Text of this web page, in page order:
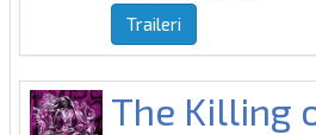
Traileri
The Killing